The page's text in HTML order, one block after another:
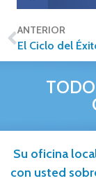
ANTERIOR
Su oficina
con usted